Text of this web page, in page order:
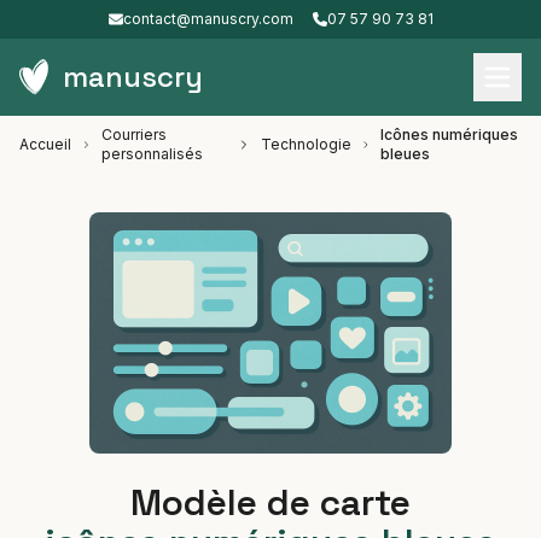
contact@manuscry.com 07 57 90 73 81
manuscry
Accueil
Courriers
personnalisés
Technologie
Icônes numériques
bleues
Modèle de carte